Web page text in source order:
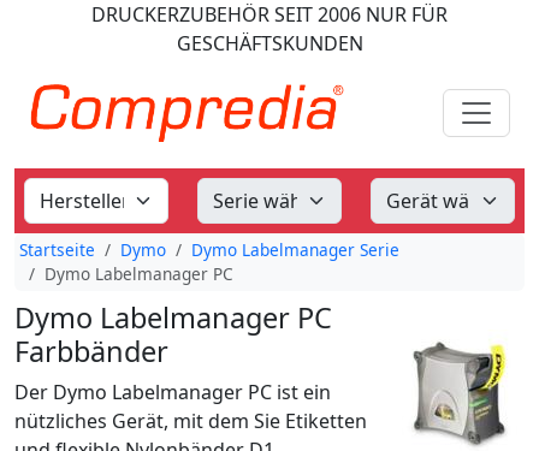
DRUCKERZUBEHÖRSEIT 2006 NUR FÜR
GESCHÄFTSKUNDEN
Startseite Dymo
Dymo Labelmanager Serie
Dymo Labelmanager PC
Dymo Labelmanager PC
Farbbänder
Der Dymo Labelmanager PC ist ein
nützliches Gerät, mit dem Sie Etiketten